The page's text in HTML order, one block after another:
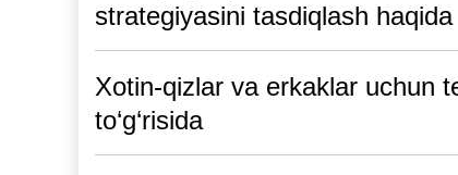
strategiyasini tasdiqlash haqida
Xotin-qizlar va erkaklar uchun
to‘g‘risida